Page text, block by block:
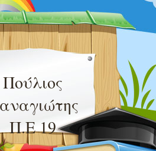
Πούλιος
Π.Ε 19